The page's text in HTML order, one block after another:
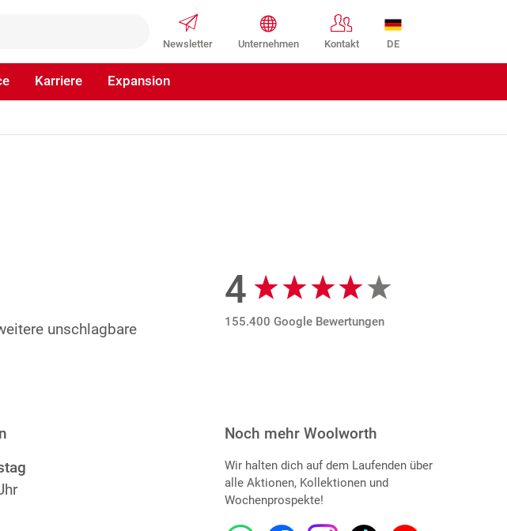
DE
Newsletter Unternehmen Kontakt
Karriere Expansion
unschlagbare
Google Bewertungen
4
155.400 Google Bewertungen
Noch mehr Woolworth
Wir halten dich auf dem Laufenden über
alle Aktionen, Kollektionen und
Wochenprospekte!